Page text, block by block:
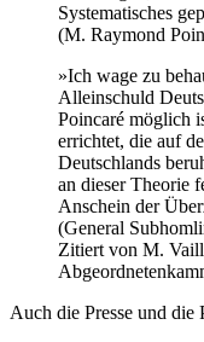
Systematisches
(M. Raymond
»Ich wage zu
Alleinschuld
Poincaré möglich
errichtet, die auf
Deutschlands
an dieser Theorie
Anschein der
(General
Zitiert von M.
Auch die Presse und die